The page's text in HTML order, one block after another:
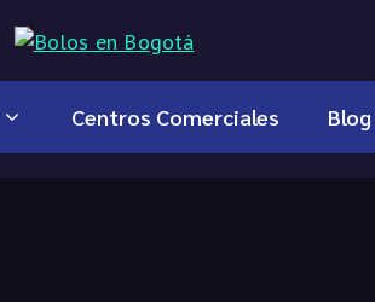
Centros Comerciales Blog